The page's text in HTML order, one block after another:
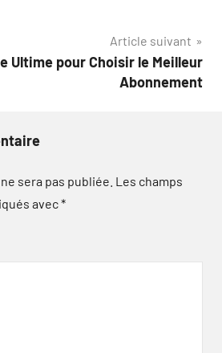
Article suivant
Ultime pour Choisir le Meilleur
Abonnement
sera pas publiée. Les champs
avec*